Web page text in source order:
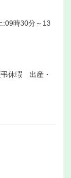
:09時30分～13
休暇 出産・